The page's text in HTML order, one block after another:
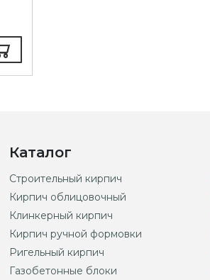
Каталог
Строительный кирпич
Кирпич облицовочный
Клинкерный кирпич
Кирпич ручной формовки
Ригельный кирпич
Газобетонные блоки